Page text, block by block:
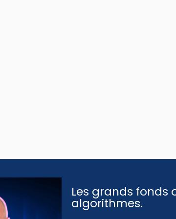
Les grands fonds
algorithmes.